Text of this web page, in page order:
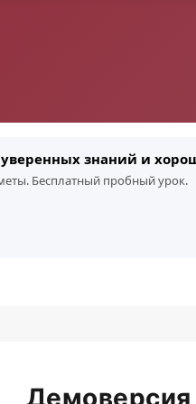
знаний и
Бесплатный пробный урок.